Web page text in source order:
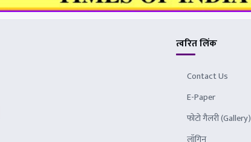
त्वरित लिंक
Contact Us
E-Paper
फोटो गैलरी (Gallery)